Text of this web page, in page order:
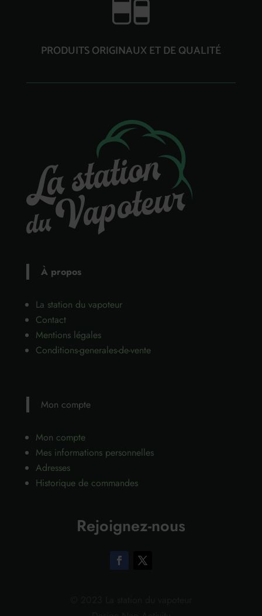
PRODUITS ORIGINAUX ET DE QUALITÉ
À propos
La station du vapoteur
Contact
Mentions légales
Conditions-generales-de-vente
Mon compte
Mon compte
Mes informations personnelles
Adresses
Historique de commandes
Rejoignez-nous